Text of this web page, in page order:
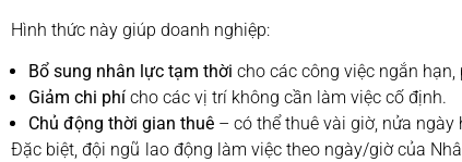
Hình thức này giúp doanh nghiệp:
Bổ sung nhân lực tạm thời cho các công việc ngắn
Giảm chi phí cho các vị trí không cần làm việc cố định.
Chủ động thời gian thuê – có thể thuê vài giờ, nửa
Đặc biệt, đội ngũ lao động làm việc theo ngày/giờ của